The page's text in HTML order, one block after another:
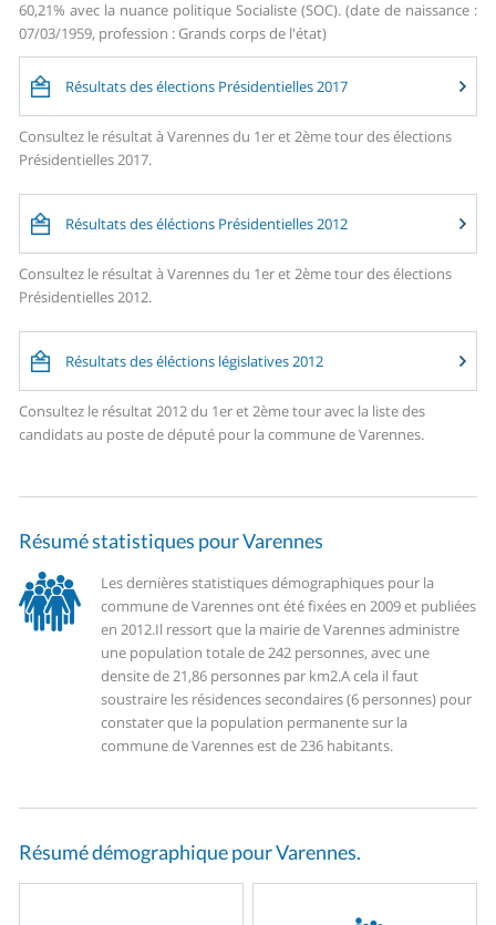
60,21% avec la nuance politique Socialiste (SOC). (date de naissance :
07/03/1959, profession : Grands corps de l'état)
Résultats des élections Présidentielles 2017
Consultez le résultat à Varennes du 1er et 2ème tour des élections
Présidentielles 2017.
Résultats des éléctions Présidentielles 2012
Consultez le résultat à Varennes du 1er et 2ème tour des élections
Présidentielles 2012.
Résultats des éléctions législatives 2012
Consultez le résultat 2012 du 1er et 2ème tour avec la liste des
candidats au poste de député pour la commune de Varennes.
Résumé statistiques pour Varennes
Les dernières statistiques démographiques pour la
commune de Varennes ont été fixées en 2009 et publiées
en 2012.Il ressort que la mairie de Varennes administre
une population totale de 242 personnes, avec une
densite de 21,86 personnes par km2.A cela il faut
soustraire les résidences secondaires (6 personnes) pour
constater que la population permanente sur la
commune de Varennes est de 236 habitants.
Résumé démographique pour Varennes.